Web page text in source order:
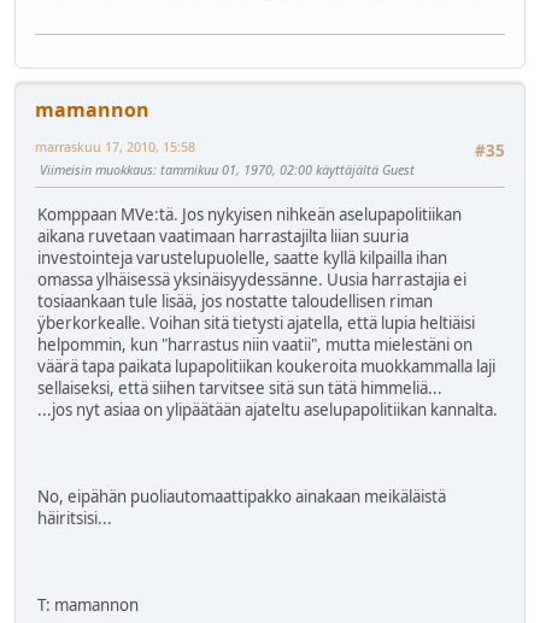
mamannon
#35
marraskuu 17, 2010, 15:58
Viimeisin muokkaus: tammikuu 01, 1970, 02:00 käyttäjältä Guest
Komppaan MVe:tä. Jos nykyisen nihkeän aselupapolitiikan
aikana ruvetaan vaatimaan harrastajilta liian suuria
investointeja varustelupuolelle, saatte kyllä kilpailla ihan
omassa ylhäisessä yksinäisyydessänne. Uusia harrastajia ei
tosiaankaan tule lisää, jos nostatte taloudellisen riman
ÿberkorkealle. Voihan sitä tietysti ajatella, että lupia heltiäisi
helpommin, kun "harrastus niin vaatii", mutta mielestäni on
väärä tapa paikata lupapolitiikan koukeroita muokkammalla laji
sellaiseksi, että siihen tarvitsee sitä sun tätä himmeliä...
...jos nyt asiaa on ylipäätään ajateltu aselupapolitiikan kannalta.
No, eipähän puoliautomaattipakko ainakaan meikäläistä
häiritsisi...
T: mamannon